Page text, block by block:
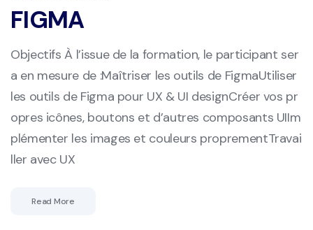
FIGMA
Objectifs À l’issue de la formation, le participant ser
a en mesure de :Maîtriser les outils de FigmaUtiliser
les outils de Figma pour UX & UI designCréer vos pr
opres icônes, boutons et d’autres composants UIIm
plémenter les images et couleurs proprementTravai
ller avec UX
Read More